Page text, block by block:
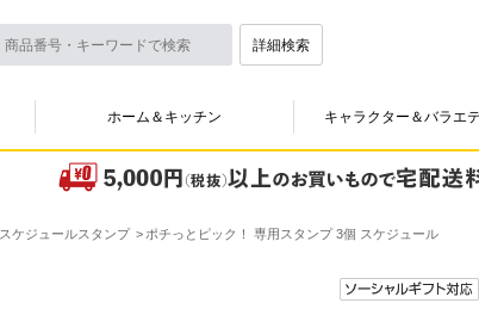
詳細検索
ホーム＆キッチン キャラクター＆バラエ
スケジュールスタンプ ポチっとピック！ 専用スタンプ 3個 スケジュール